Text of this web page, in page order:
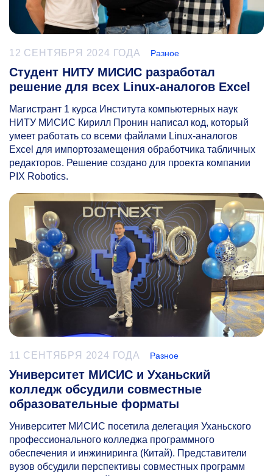
12 СЕНТЯБРЯ 2024 ГОДА Разное
Студент НИТУ МИСИС разработал
решение для всех Linux-аналогов Excel
Магистрант 1 курса Института компьютерных наук
НИТУ МИСИС Кирилл Пронин написал код, который
умеет работать со всеми файлами Linux-аналогов
Excel для импортозамещения обработчика табличных
редакторов. Решение создано для проекта компании
PIX Robotics.
11 СЕНТЯБРЯ 2024 ГОДА Разное
Университет МИСИС и Уханьский
колледж обсудили совместные
образовательные форматы
Университет МИСИС посетила делегация Уханьского
профессионального колледжа программного
обеспечения и инжиниринга (Китай). Представители
вузов обсудили перспективы совместных программ